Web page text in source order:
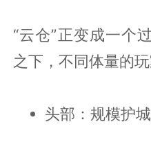
“云仓”正变成一个
之下，不同体量的
头部：规模护